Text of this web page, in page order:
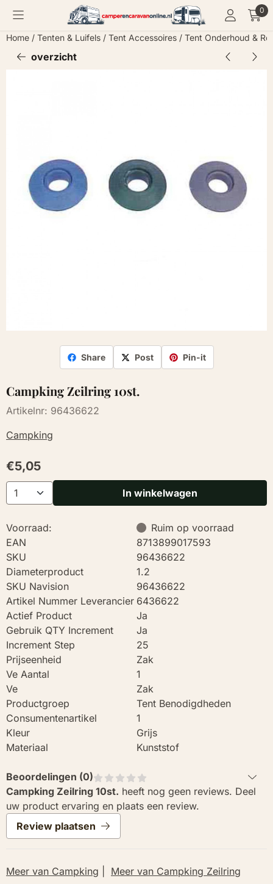
Cookievoorkeuren zijn momenteel gesloten. 0
Home / Tenten & Luifels / Tent Accessoires / Tent Onderhoud &
overzicht
Share Post Pin-it
Campking Zeilring 10st.
Artikelnr: 96436622
Campking
€5,05
Aantal In winkelwagen
Voorraad:
Ruim op voorraad
EAN
8713899017593
SKU
96436622
Diameterproduct
1.2
SKU Navision
96436622
Artikel Nummer Leverancier 6436622
Actief Product
Ja
Gebruik QTY Increment
Ja
Increment Step
25
Prijseenheid
Zak
Ve Aantal
1
Ve
Zak
Productgroep
Tent Benodigdheden
Consumentenartikel
1
Kleur
Grijs
Materiaal
Kunststof
Beoordelingen (0)
Campking Zeilring 10st. heeft nog geen reviews. Deel
uw product ervaring en plaats een review.
Review plaatsen
Meer van Campking Meer van Campking Zeilring